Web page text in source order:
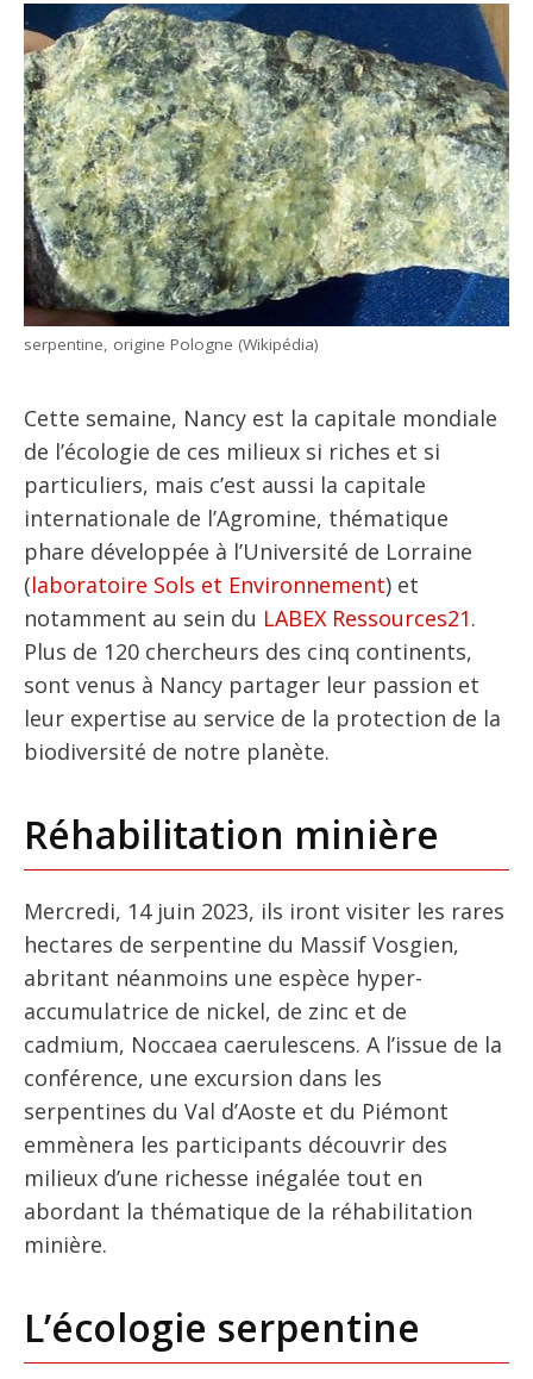
serpentine, origine Pologne (Wikipédia)
Cette semaine, Nancy est la capitale mondiale
de l’écologie de ces milieux si riches et si
particuliers, mais c’est aussi la capitale
internationale de l’Agromine, thématique
phare développée à l’Université de Lorraine
(laboratoire Sols et Environnement) et
notamment au sein du LABEX Ressources21.
Plus de 120 chercheurs des cinq continents,
sont venus à Nancy partager leur passion et
leur expertise au service de la protection de la
biodiversité de notre planète.
Réhabilitation minière
Mercredi, 14 juin 2023, ils iront visiter les rares
hectares de serpentine du Massif Vosgien,
abritant néanmoins une espèce hyper-
accumulatrice de nickel, de zinc et de
cadmium, Noccaea caerulescens. A l’issue de la
conférence, une excursion dans les
serpentines du Val d’Aoste et du Piémont
emmènera les participants découvrir des
milieux d’une richesse inégalée tout en
abordant la thématique de la réhabilitation
minière.
L’écologie serpentine